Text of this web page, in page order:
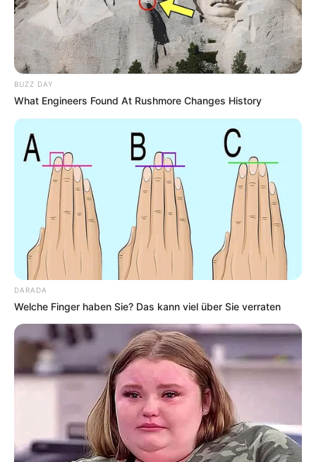
www.natur-und-geopark-vulkaneifel.de
eine faszinierende Landschaft, die bis zum
heißen Zone liegt und von der auch in Zukunft
vulkanische Aktivitäten zu erwarten sind.
Und hier können
passende Unterkünfte in Rheinland-
gebucht werden.
Puzzle
Die Flusstäler an der Eifel mit ihren
Sehenswürdigkeiten:
Mosel
Von den Bergen und Felsen des
Hunsrücks und der Eifel eingeschlossen,
gilt das Moseltal mit seinen romantischen
Weindörfern, alten Burgen und reizvollen Städten als die
schönste Flusslandschaft Deutschlands.
BUZZ DAY
What Engineers Found At Rushmore Changes History
DARADA
Welche Finger haben Sie? Das kann viel über Sie verraten